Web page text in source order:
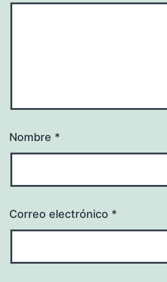
Nombre *
Correo electrónico *